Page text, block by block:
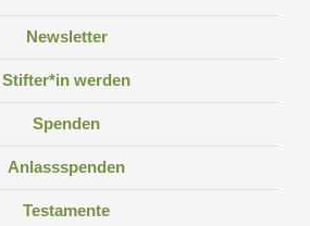
Newsletter
Stifter*in werden
Spenden
Anlassspenden
Testamente